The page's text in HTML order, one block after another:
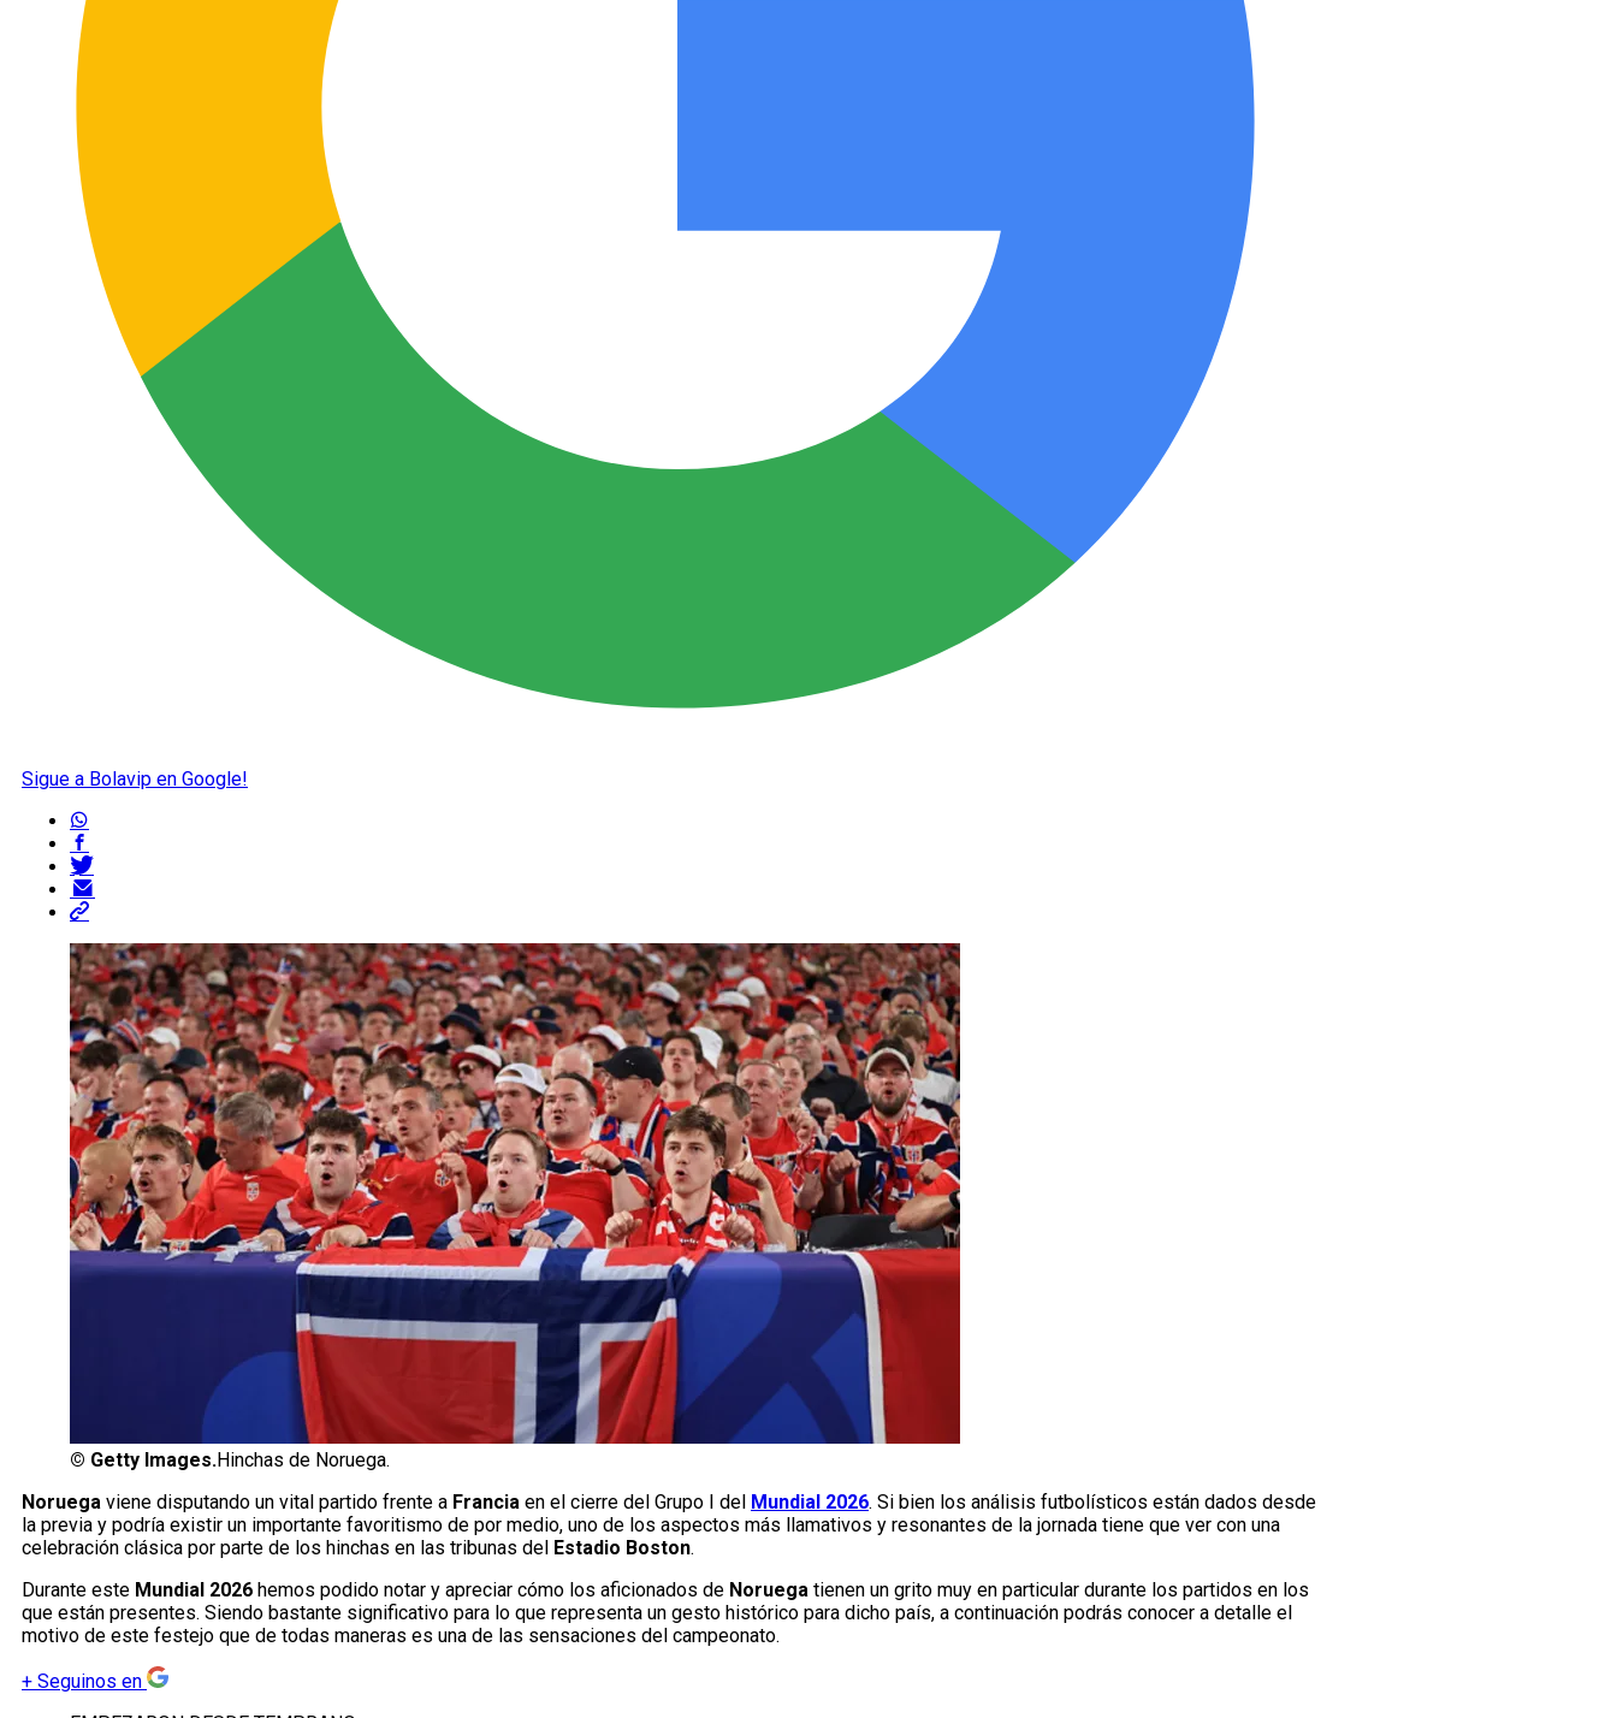
Sigue a Bolavip en Google!
© Getty Images.Hinchas de Noruega.
Noruega viene disputando un vital partido frente a Francia en el cierre del Grupo I del Mundial 2026. Si bien los análisis futbolísticos están dados desde
la previa y podría existir un importante favoritismo de por medio, uno de los aspectos más llamativos y resonantes de la jornada tiene que ver con una
celebración clásica por parte de los hinchas en las tribunas del Estadio Boston.
Durante este Mundial 2026 hemos podido notar y apreciar cómo los aficionados de Noruega tienen un grito muy en particular durante los partidos en los
que están presentes. Siendo bastante significativo para lo que representa un gesto histórico para dicho país, a continuación podrás conocer a detalle el
motivo de este festejo que de todas maneras es una de las sensaciones del campeonato.
+ Seguinos en